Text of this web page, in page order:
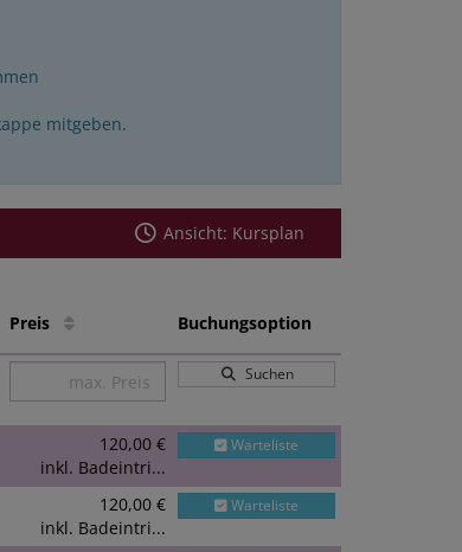
mitgeben.
Ansicht: Kursplan
Preis Buchungsoption
Suchen
120,00 €
inkl. Badeintri...
Warteliste
120,00 €
inkl. Badeintri...
Warteliste